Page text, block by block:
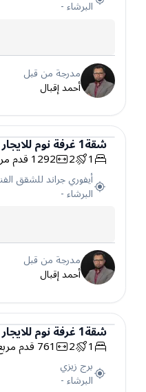
البرشاء-
مدرجة من قبل
أحمد إقبال
شقة
شقة1غرفة نومللايجار
1
2
1292قدم
أيفوري جراند للشقق
البرشاء-
مدرجة من قبل
أحمد إقبال
شقة
شقة1غرفة نومللايجار
1
2
761قدم
برج زيزي
البرشاء-